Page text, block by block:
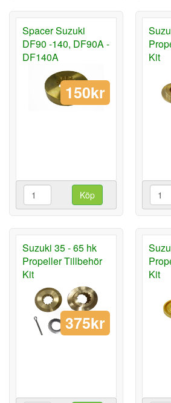
Spacer Suzuki
DF90 -140, DF90A -
DF140A
150kr
Köp
Kit
Suzuki 35 - 65 hk
Propeller Tillbehör
Kit
375kr
Kit